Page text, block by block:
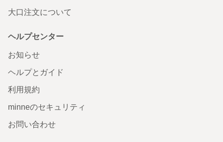
大口注文について
ヘルプセンター
お知らせ
ヘルプとガイド
利用規約
minneのセキュリティ
お問い合わせ